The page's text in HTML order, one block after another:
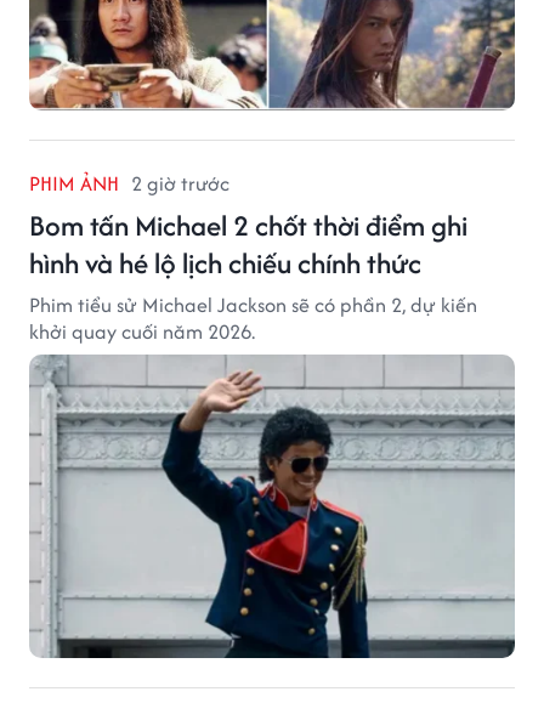
PHIM ẢNH 2 giờ trước
Bom tấn Michael 2 chốt thời điểm ghi
hình và hé lộ lịch chiếu chính thức
Phim tiểu sử Michael Jackson sẽ có phần 2, dự kiến
khởi quay cuối năm 2026.